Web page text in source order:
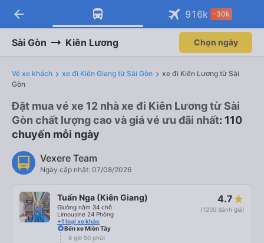
arrow_back 916k -30k
Sài Gòn Kiên Lương Chọn ngày
Vé xe khách xe đi Kiên Giang từ Sài Gòn
xe đi Kiên Lương từ Sài
Gòn
Đặt mua vé xe 12 nhà xe đi Kiên Lương từ Sài
Gòn chất lượng cao và giá vé ưu đãi nhất: 110
chuyến mỗi ngày
Vexere Team
Ngày cập nhật: 07/08/2026
Tuấn Nga (Kiên Giang)
Giường nằm 34 chỗ
Limousine 24 Phòng
+1 loại xe khác
4.7
(1200 đánh giá)
Bến xe Miền Tây
6 giờ 50 phút